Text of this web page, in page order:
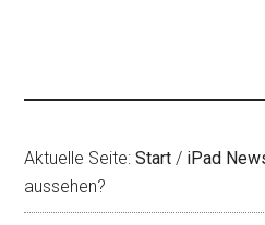
Aktuelle Seite:Start / iPad
aussehen?